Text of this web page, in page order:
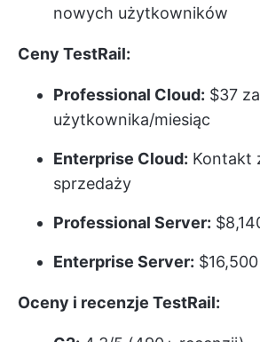
nowych użytkowników
Ceny TestRail:
Professional Cloud: $37 za
użytkownika/miesiąc
Enterprise Cloud: Kontakt
sprzedaży
Professional Server:
Enterprise Server:
Oceny i recenzje TestRail: